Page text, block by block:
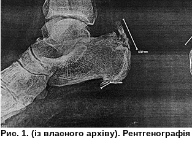
Рис. 1. (із власного архіву).